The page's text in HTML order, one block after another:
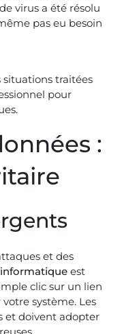
virus a été résolu
pas eu besoin
situations traitées
pour
:
et des
est
clic sur un lien
système. Les
et doivent adopter